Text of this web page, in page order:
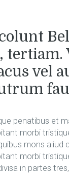
tertiam.
vel
penatibus et
morbi
mons aliud
morbi
in partes